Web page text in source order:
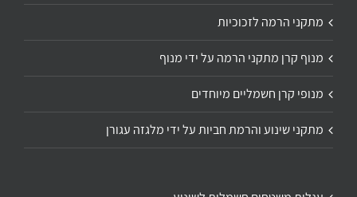
מתקני הרמה לזכוכיות
מנוף קרן מתקני הרמה על ידי מנוף
מנופי קרן חשמליים מיוחדים
מתקני שינוע והרמת חביות על ידי מלגזה עגורן